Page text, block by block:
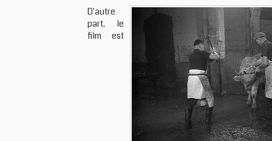
D'autre
part, le
film est